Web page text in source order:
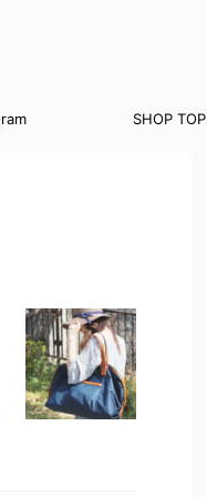
SHOP TOP